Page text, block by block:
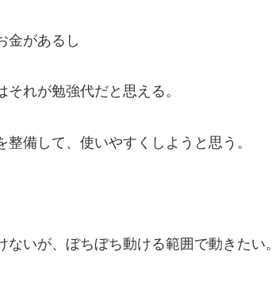
金があるし
れが勉強代だと思える。
整備して、使いやすくしようと思う。
いが、ぼちぼち動ける範囲で動きたい。